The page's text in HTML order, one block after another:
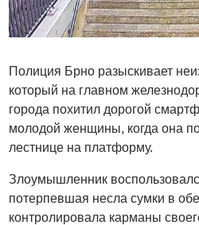
Полиция Брно разыскивает
который на главном
города похитил дорогой
молодой женщины, когда она
лестнице на платформу.
Злоумышленник
потерпевшая несла сумки в
контролировала карманы